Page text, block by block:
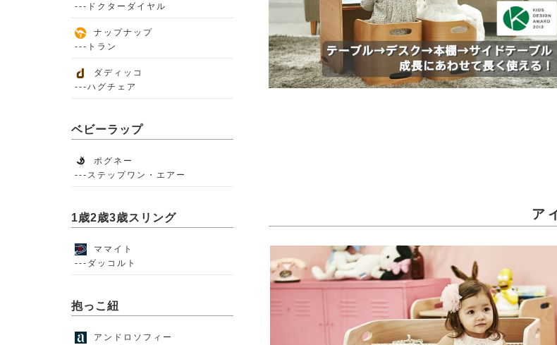
ア
---ドクターダイヤル
ナップナップ
---トラン
ダディッコ
---ハグチェア
ベビーラップ
ポグネー
---ステップワン・エアー
1歳2歳3歳スリング
ママイト
---ダッコルト
抱っこ紐
アンドロソフィー